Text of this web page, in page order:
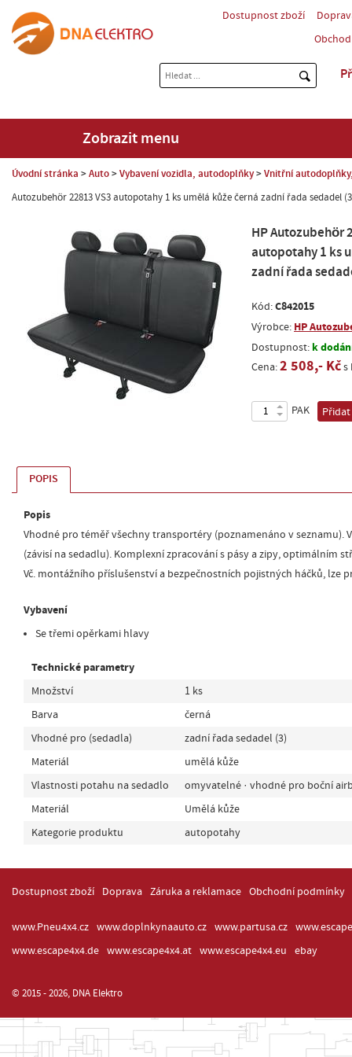
Dostupnost zboží
Zobrazit menu
Úvodní stránka Auto Vybavení vozidla, autodoplňky Vnitřní
Autozubehör 22813 VS3 autopotahy 1 ks umělá kůže černá zadní řada sedadel
HP Autozubehör
autopotahy 1 ks
zadní řada
Kód:C842015
Výrobce: HP
Dostupnost:k
Cena:2 508,- Kčs
PAK
POPIS
Popis
Vhodné pro téměř všechny transportéry (poznamenáno v seznamu).
(závisí na sedadlu). Komplexní zpracování s pásy a zipy, optimálním
Vč. montážního příslušenství a bezpečnostních pojistných háčků, lze
Vybavení
Se třemi opěrkami hlavy
Technické parametry
Množství
1 ks
Barva
černá
Vhodné pro (sedadla)
zadní řada sedadel (3)
Materiál
umělá kůže
Vlastnosti potahu na sedadlo
omyvatelné · vhodné pro boční
Materiál
Umělá kůže
Kategorie produktu
autopotahy
Dostupnost zboží Doprava Záruka a reklamace Obchodní podmínky
www.Pneu4x4.cz www.doplnkynaauto.cz www.partusa.cz
www.escape4x4.de
www.escape4x4.at www.escape4x4.eu ebay
© 2015 - 2026, DNA Elektro